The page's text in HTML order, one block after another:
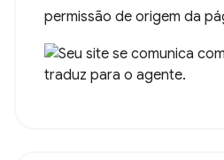
permissão de origem da